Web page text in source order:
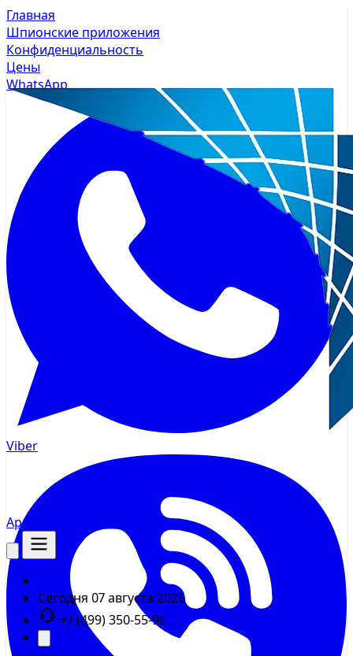
AppMsr
Сегодня 07 августа 2026
+7 (499) 350-55-96
Главная
Шпионские приложения
Конфиденциальность
Цены
WhatsApp
Viber